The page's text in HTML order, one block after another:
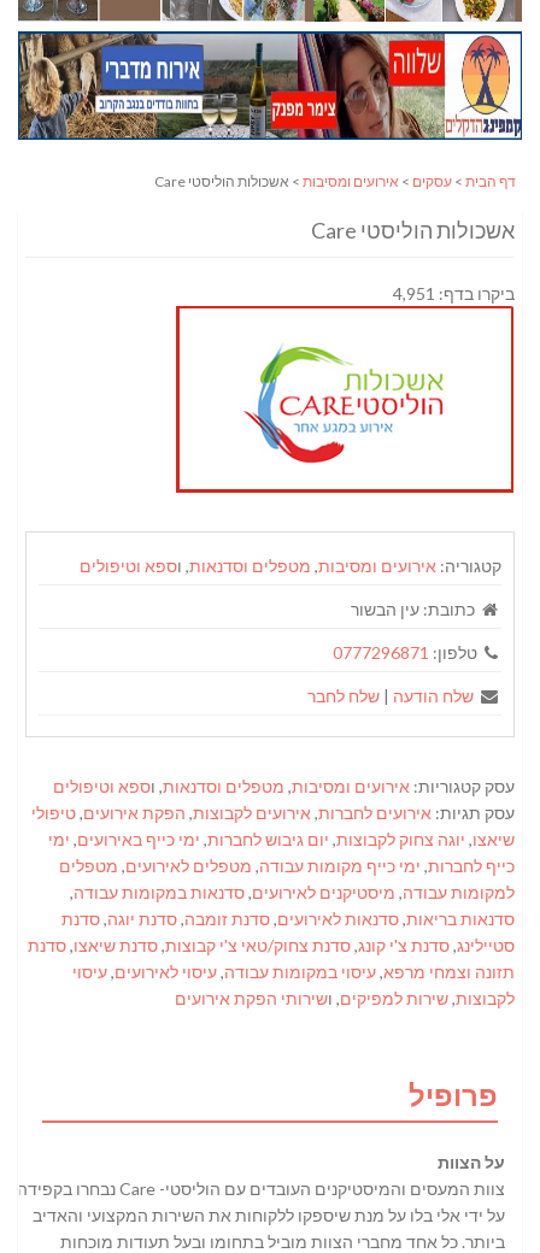
דף הבית > עסקים > אירועים ומסיבות > אשכולות הוליסטי Care
אשכולות הוליסטי Care
ביקרו בדף: 4,951
קטגוריה: אירועים ומסיבות, מטפלים וסדנאות, וספא וטיפולים
כתובת: עין הבשור
טלפון: 0777296871
שלח הודעה | שלח לחבר
עסק קטגוריות: אירועים ומסיבות, מטפלים וסדנאות, וספא וטיפולים
עסק תגיות: אירועים לחברות, אירועים לקבוצות, הפקת אירועים,טיפולי
שיאצו, יוגה צחוק לקבוצות, יום גיבוש לחברות, ימי כייף באירועים, ימי
כייף לחברות, ימי כייף מקומות עבודה, מטפלים לאירועים, מטפלים
למקומות עבודה, מיסטיקנים לאירועים,סדנאות במקומות עבודה,
סדנאות בריאות,סדנאות לאירועים,סדנת זומבה,סדנת יוגה,סדנת
סטיילינג,סדנת צ'י קונג,סדנת צחוק/טאי צ'י קבוצות,סדנת שיאצו,סדנת
תזונה וצמחי מרפא,עיסוי במקומות עבודה,עיסוי לאירועים,עיסוי
לקבוצות,שירות למפיקים, ושירותי הפקת אירועים
פרופיל
על הצוות
צוות המעסים והמיסטיקנים העובדים עם הוליסטי- Care נבחרו בקפידה
על ידי אלי בלו על מנת שיספקו ללקוחות את השירות המקצועי והאדיב
ביותר. כל אחד מחברי הצוות מוביל בתחומו ובעל תעודות מוכחות